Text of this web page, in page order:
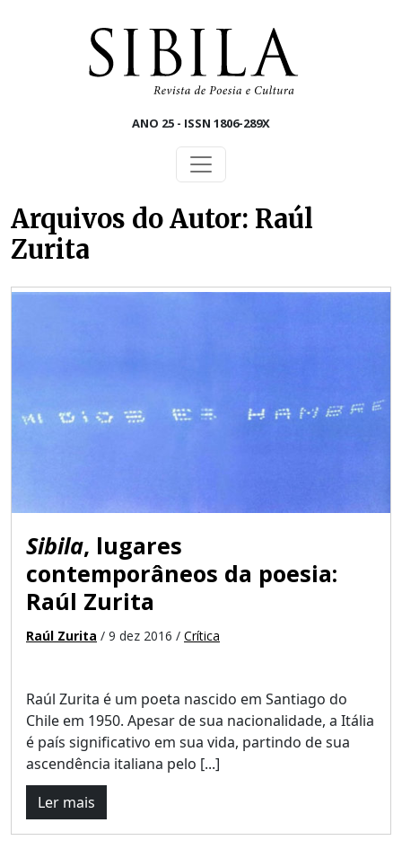
ANO 25 - ISSN 1806-289X
Arquivos do Autor: Raúl
Zurita
Sibila, lugares
contemporâneos da poesia:
Raúl Zurita
Raúl Zurita / 9 dez 2016 / Crítica
Raúl Zurita é um poeta nascido em Santiago do
Chile em 1950. Apesar de sua nacionalidade, a Itália
é país significativo em sua vida, partindo de sua
ascendência italiana pelo [...]
Ler mais